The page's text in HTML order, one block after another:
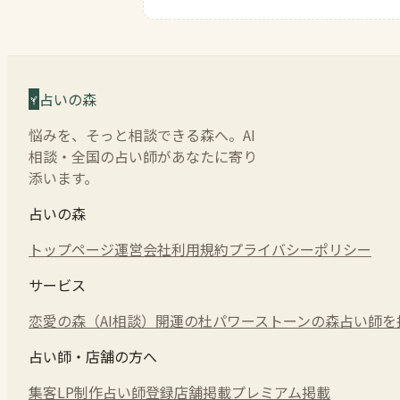
占いの森
悩みを、そっと相談できる森へ。AI
相談・全国の占い師があなたに寄り
添います。
占いの森
トップページ運営会社利用規約プライバシーポリシー
サービス
恋愛の森（AI相談） 開運の杜パワーストーンの森占い師
占い師・店舗の方へ
集客LP制作占い師登録店舗掲載プレミアム掲載